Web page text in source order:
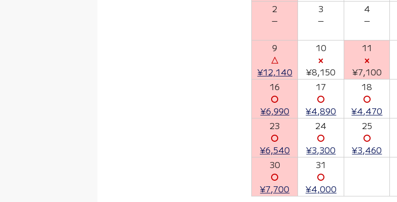
2
－
3
－
4
－
9
△
¥12,140
10
×
¥8,150
11
×
¥7,100
16
〇
¥6,990
17
〇
¥4,890
18
〇
¥4,470
23
〇
¥6,540
24
〇
¥3,300
25
〇
¥3,460
30
〇
¥7,700
31
〇
¥4,000